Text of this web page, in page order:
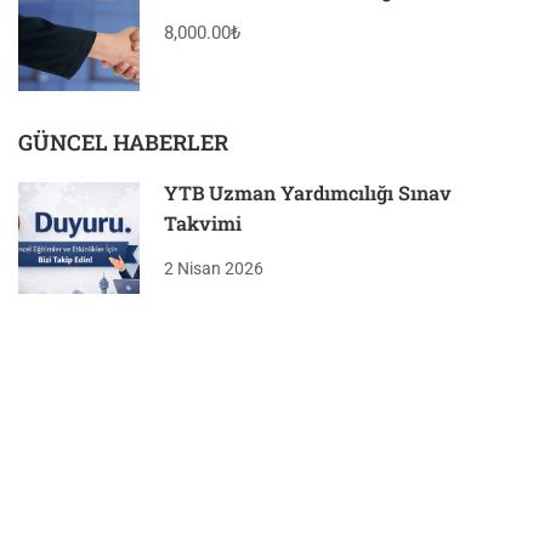
8,000.00₺
GÜNCEL HABERLER
YTB Uzman Yardımcılığı Sınav
Takvimi
2 Nisan 2026